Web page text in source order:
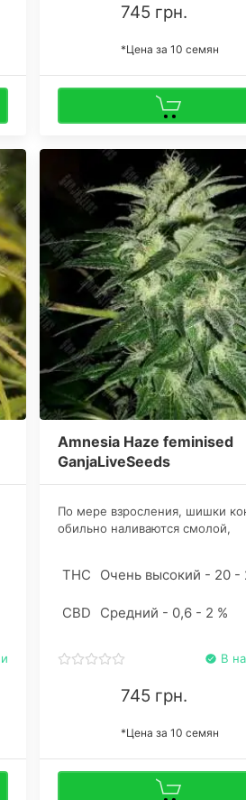
745 грн.
*Цена за 10 семян
Amnesia Haze feminised
GanjaLiveSeeds
По мере взросления, шишки
обильно наливаются смолой,
срока. Культура хорошо себя
открытых грядках и в
THC Очень высокий - 20 -
CBD Средний - 0,6 - 2 %
В
745 грн.
*Цена за 10 семян